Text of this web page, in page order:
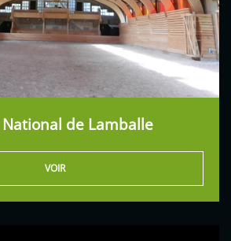
de Lamballe
VOIR